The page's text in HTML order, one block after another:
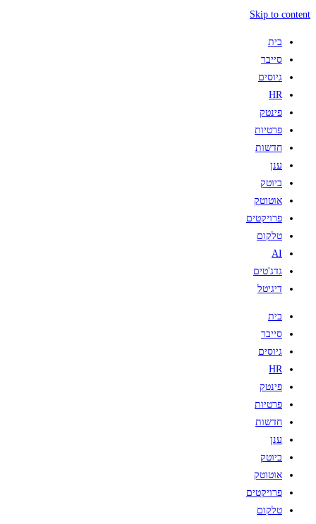
Skip to content
בית
סייבר
גיוסים
HR
פינטק
פרטיות
חדשות
ענן
ביוטק
אוטוטק
פרויקטים
טלקום
AI
גדג'טים
דיגיטל
בית
סייבר
גיוסים
HR
פינטק
פרטיות
חדשות
ענן
ביוטק
אוטוטק
פרויקטים
טלקום